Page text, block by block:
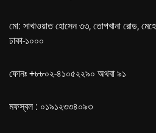
মো: সাখাওয়াত হোসেন ৩৩, তোপখানা রোড,
ঢাকা-১০০০
ফোনঃ +৮৮০২-৪১০৫২২৯০ অথবা ৯১
মফস্বল : ০১৯১২৩৩৪০৯৩